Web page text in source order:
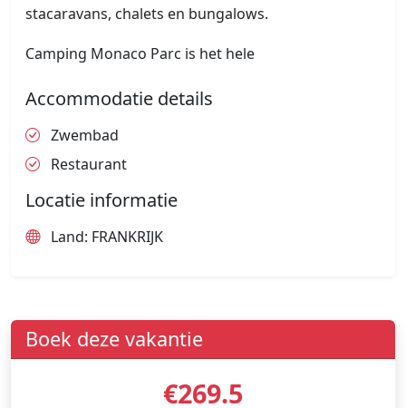
stacaravans, chalets en bungalows.
Camping Monaco Parc is het hele
Accommodatie details
Zwembad
Restaurant
Locatie informatie
Land: FRANKRIJK
Boek deze vakantie
€269.5